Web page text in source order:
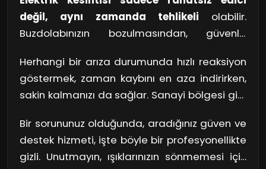
hazırlıyorsunuz ve tam en heyecanlı anında
elektrik gidiyor. Nöbetçi elektrikçiler, işte bu tür
durumlar için devreye giriyor. 24 saat hizmet
vererek, profesyonel ve hızlı bir şekilde arızaya
müdahale ediyorlar.
değil, aynı zamanda tehlikeli olabilir.
Buzdolabınızın bozulmasından, güvenlik
birçok sorunu beraberinde getirir. Nöbetçi
elektrikçiler, bu sorunların üstesinden gelerek,
hayatınızı kolaylaştırıyor. Onlar, her zaman
hazır ve nazır bir orkestra şefi gibi, kaosu
kontrol altına alıyorlar.
Herhangi bir arıza durumunda hızlı reaksiyon
göstermek, zaman kaybını en aza indirirken,
sakin kalmanızı da sağlar. Sanayi bölgesi gibi
derece önemlidir. İşte burada, nöbetçi
elektrikçilerin sağladığı profesyonel servis
devreye giriyor. Kısa sürede eve ulaşarak,
Bir sorununuz olduğunda, aradığınız güven ve
destek hizmeti, işte böyle bir profesyonellikte
gizli. Unutmayın, ışıklarınızın sönmemesi için